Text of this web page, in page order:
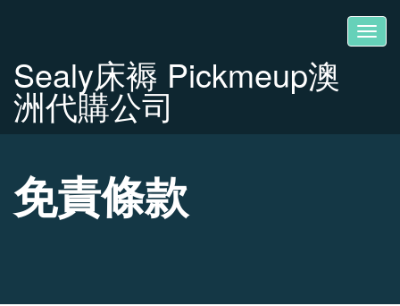
Sealy床褥 Pickmeup澳
洲代購公司
免責條款